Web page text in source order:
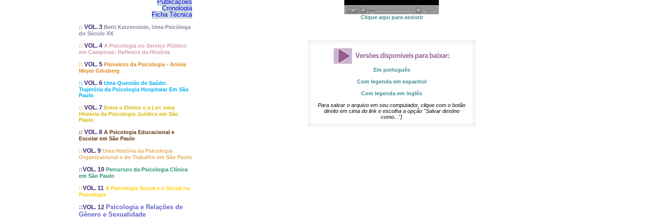
Publicações
Cronologia
Ficha Técnica
:: VOL. 3 Betti Katzenstein, Uma Psicóloga
do Século XX
:: VOL. 4 A Psicologia no Serviço Público
em Campinas: Reflexos da História
:: VOL. 5 Pioneiros da Psicologia - Aniela
Meyer Ginsberg
:: VOL. 6 Uma Questão de Saúde:
Trajetória da Psicologia Hospitalar Em São
Paulo
:: VOL. 7 Entre o Direito e a Lei: uma
História da Psicologia Jurídica em São
Paulo
:: VOL. 8 A Psicologia Educacional e
Escolar em São Paulo
::VOL. 9 Uma História da Psicologia
Organizacional e do Trabalho em São Paulo
::VOL. 10 Percursos da Psicologia Clínica
em São Paulo
::VOL. 11 A Psicologia Social e o Social na
Psicologia
::VOL. 12 Psicologia e Relações de
Gênero e Sexualidade
Clique aqui para assistir
Em português
Com legenda em espanhol
Com legenda em inglês
Para salvar o arquivo em seu computador, clique com o botão
direito em cima do link e escolha a opção "Salvar destino
como...")